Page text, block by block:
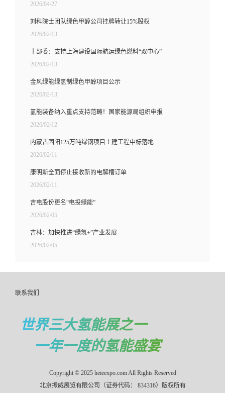
2026/04/27
刘科院士团队绿色甲醇公司挂牌转让15%股权
2026/02/13
十部委：支持上海建设国际航运绿色燃料“双中心”
2026/02/13
金风绿能绿氢制绿色甲醇项目公示
2026/02/13
氢能装备纳入重点支持范畴！国家能源局组织申报
2026/02/12
内蒙古固阳125万吨绿钢项目土建工程中标落地
2026/02/11
康明斯全面停止接收新的电解槽订单
2026/02/11
吉电股份更名“电投绿能”
2026/02/05
吉林：加快推进“绿氢+”产业发展
2026/02/05
联系我们
世界三大氢能展之一
一年一度的氢能盛宴
Copyright © 2025 heieexpo.com All Rights Reserved
北京振威展览有限公司（证券代码： 834316）版权所有